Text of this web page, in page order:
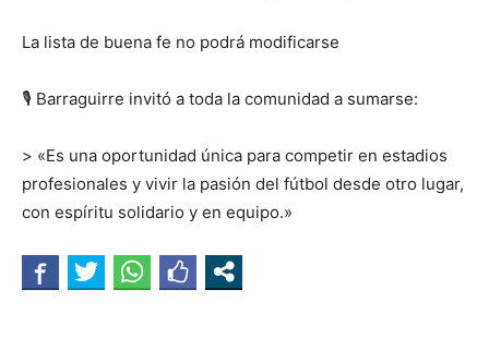
La lista de buena fe no podrá modificarse
🎙 Barraguirre invitó a toda la comunidad a sumarse:
> «Es una oportunidad única para competir en estadios
profesionales y vivir la pasión del fútbol desde otro lugar,
con espíritu solidario y en equipo.»